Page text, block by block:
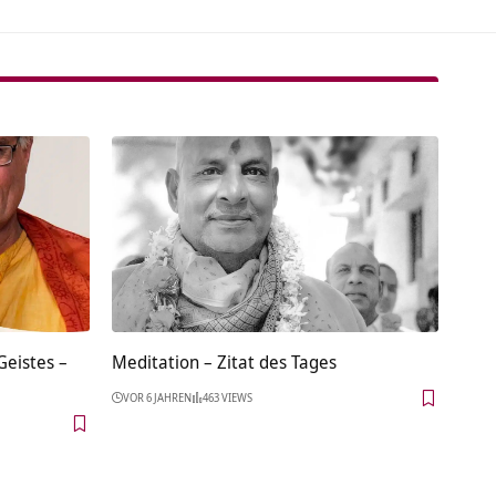
–
Meditation – Zitat des Tages
VOR 6 JAHREN 463 VIEWS